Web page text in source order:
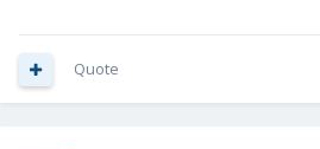
Quote